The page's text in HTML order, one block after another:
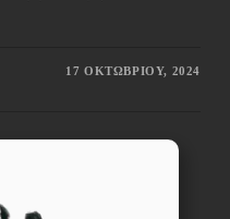
17 ΟΚΤΩΒΡΊΟΥ, 2024